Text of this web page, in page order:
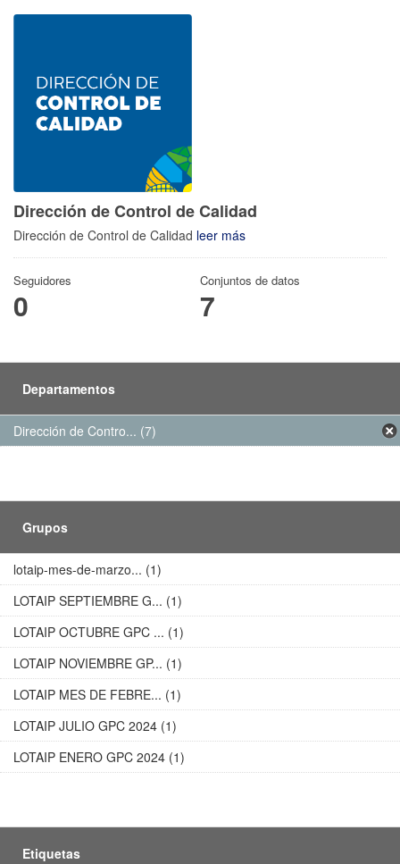
Dirección de Control de Calidad
Dirección de Control de Calidad leer más
Seguidores
0
Conjuntos de datos
7
Departamentos
Dirección de Contro... (7)
Grupos
lotaip-mes-de-marzo... (1)
LOTAIP SEPTIEMBRE G... (1)
LOTAIP OCTUBRE GPC ... (1)
LOTAIP NOVIEMBRE GP... (1)
LOTAIP MES DE FEBRE... (1)
LOTAIP JULIO GPC 2024 (1)
LOTAIP ENERO GPC 2024 (1)
Etiquetas